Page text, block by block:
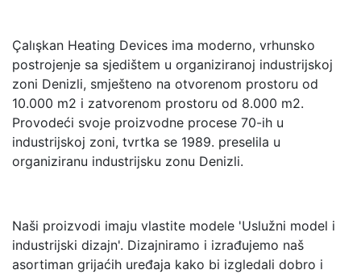
Çalışkan Heating Devices ima moderno, vrhunsko
postrojenje sa sjedištem u organiziranoj industrijskoj
zoni Denizli, smješteno na otvorenom prostoru od
10.000 m2 i zatvorenom prostoru od 8.000 m2.
Provodeći svoje proizvodne procese 70-ih u
industrijskoj zoni, tvrtka se 1989. preselila u
organiziranu industrijsku zonu Denizli.
Naši proizvodi imaju vlastite modele 'Uslužni model i
industrijski dizajn'. Dizajniramo i izrađujemo naš
asortiman grijaćih uređaja kako bi izgledali dobro i